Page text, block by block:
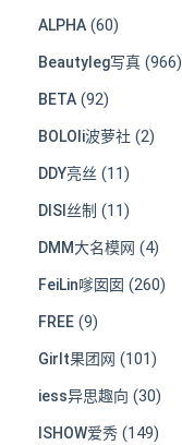
ALPHA (60)
Beautyleg写真 (966)
BETA (92)
BOLOli波萝社 (2)
DDY亮丝 (11)
DISI丝制 (11)
DMM大名模网 (4)
FeiLin嗲囡囡 (260)
FREE (9)
Girlt果团网 (101)
iess异思趣向 (30)
ISHOW爱秀 (149)